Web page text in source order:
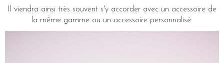
Il viendra ainsi très souvent s'y accorder avec un accessoire de
la même gamme ou un accessoire personnalisé.